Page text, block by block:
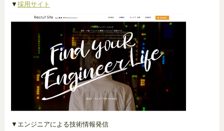
▼ 採用サイト
▼エンジニアによる技術情報発信